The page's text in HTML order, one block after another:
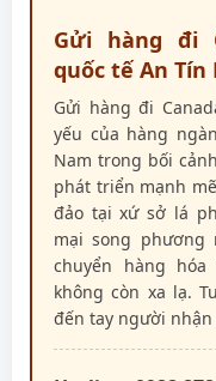
Gửi hàng đi
quốc tế An Tín
Gửi hàng đi
yếu của hàng
Nam trong bối
phát triển mạnh
đảo tại xứ sở lá
mại song phương
chuyển hàng
không còn xa lạ.
đến tay người